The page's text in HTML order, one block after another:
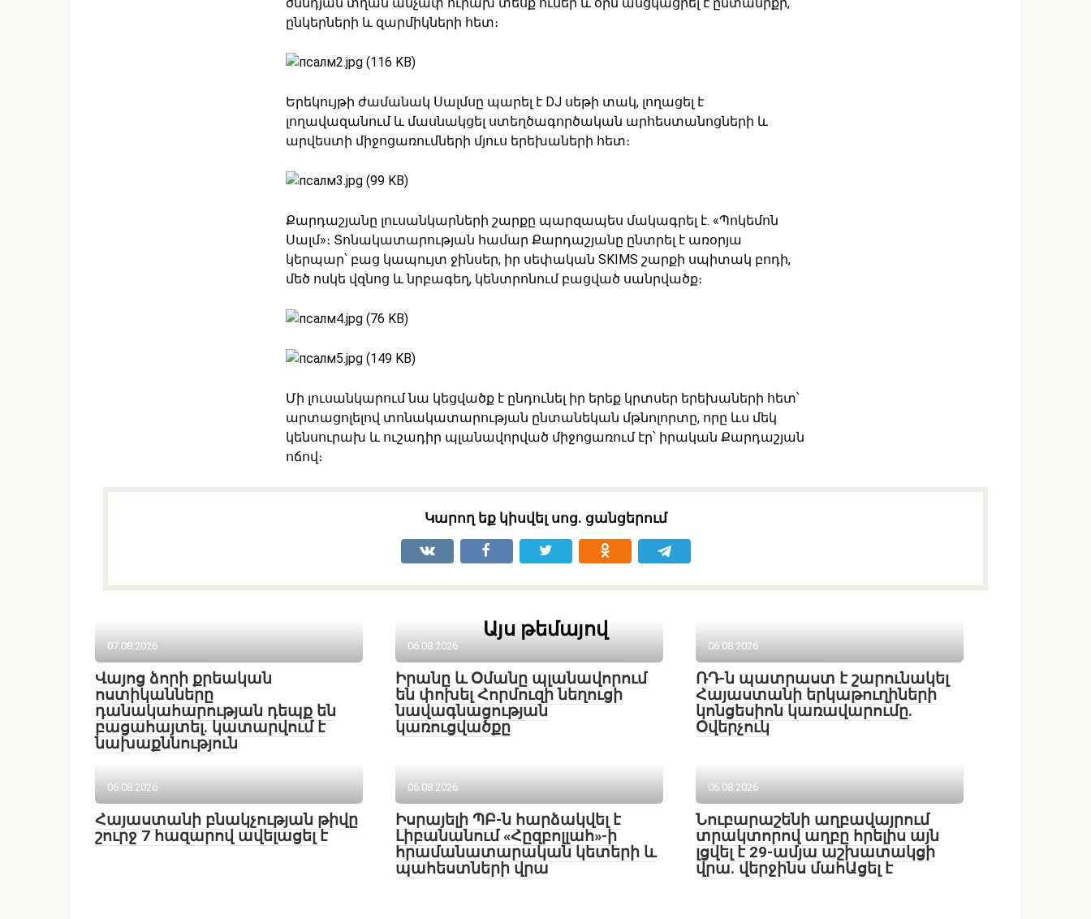
ընկերների և զարմիկների հետ։
Երեկույթի ժամանակ Սալմսը պարել է DJ սեթի տակ, լողացել է
լողավազանում և մասնակցել ստեղծագործական արհեստանոցների և
արվեստի միջոցառումների մյուս երեխաների հետ։
Քարդաշյանը լուսանկարների շարքը պարզապես մակագրել է. «Պոկեմոն
Սալմ»։ Տոնակատարության համար Քարդաշյանը ընտրել է առօրյա
կերպար՝ բաց կապույտ ջինսեր, իր սեփական SKIMS շարքի սպիտակ բոդի,
մեծ ոսկե վզնոց և նրբագեղ, կենտրոնում բացված սանրվածք։
Մի լուսանկարում նա կեցվածք է ընդունել իր երեք կրտսեր երեխաների հետ՝
արտացոլելով տոնակատարության ընտանեկան մթնոլորտը, որը ևս մեկ
կենսուրախ և ուշադիր պլանավորված միջոցառում էր՝ իրական Քարդաշյան
ոճով։
Կարող եք կիսվել սոց․ ցանցերում
Այս թեմայով
07.08.2026
Վայոց ձորի քրեական
ոստիկանները
դանակահարության դեպք են
բացահայտել․ կատարվում է
նախաքննություն
06.08.2026
Իրանը և Օմանը պլանավորում
են փոխել Հորմուզի նեղուցի
նավագնացության
կառուցվածքը
06.08.2026
ՌԴ-ն պատրաստ է շարունակել
Հայաստանի երկաթուղիների
կոնցեսիոն կառավարումը.
Օվերչուկ
06.08.2026
Հայաստանի բնակչության թիվը
շուրջ 7 հազարով ավելացել է
06.08.2026
Իսրայելի ՊԲ-ն հարձակվել է
Լիբանանում «Հըզբոլլահ»-ի
հրամանատարական կետերի և
պահեստների վրա
06.08.2026
Նուբարաշենի աղբավայրում
տրակտորով աղբը հրելիս այն
լցվել է 29-ամյա աշխատակցի
վրա. վերջինս մահԱցել է